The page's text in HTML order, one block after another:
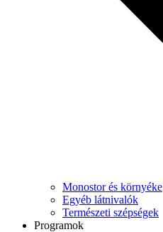
Monostor és környéke
Egyéb látnivalók
Természeti szépségek
Programok